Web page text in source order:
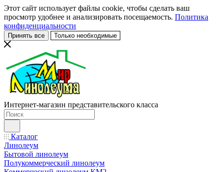
Этот сайт использует файлы cookie, чтобы сделать ваш
просмотр удобнее и анализировать посещаемость. Политика
конфиденциальности
Принять все Только необходимые
Интернет-магазин представительского класса
Каталог
Линолеум
Бытовой линолеум
Полукоммерческий линолеум